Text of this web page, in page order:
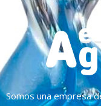
Somos una empresa